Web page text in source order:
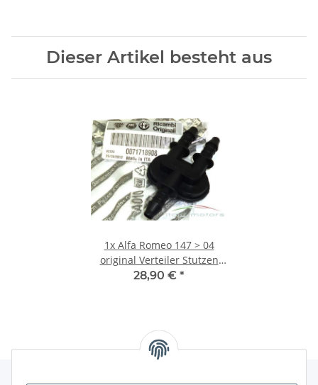
Dieser Artikel besteht aus
1x Alfa Romeo 147 > 04
original Verteiler Stutzen
Scheinwerferwaschanlage
28,90 € *